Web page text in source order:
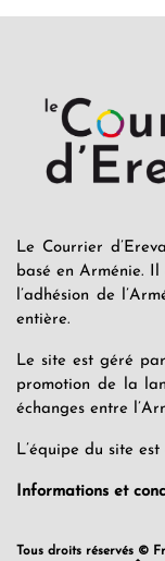
Le Courrier
basé en Arménie.
l’adhésion de
entière.
Le site est géré
promotion de la
échanges entre
L’équipe du site
Informations et
Tous droits réservés ©